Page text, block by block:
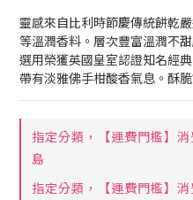
靈感來自比利時節慶傳統餅乾
等溫潤香料。層次豐富溫潤不
選用榮獲英國皇室認證知名經
帶有淡雅佛手柑酸香氣息。酥
指定分類，【運費門檻】
島
指定分類，【運費門檻】